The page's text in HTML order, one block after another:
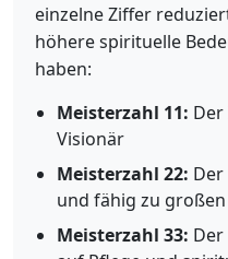
einzelne Ziffer
höhere spirituelle
haben:
Meisterzahl 11:
Visionär
Meisterzahl 22:
und fähig zu
Meisterzahl 33: